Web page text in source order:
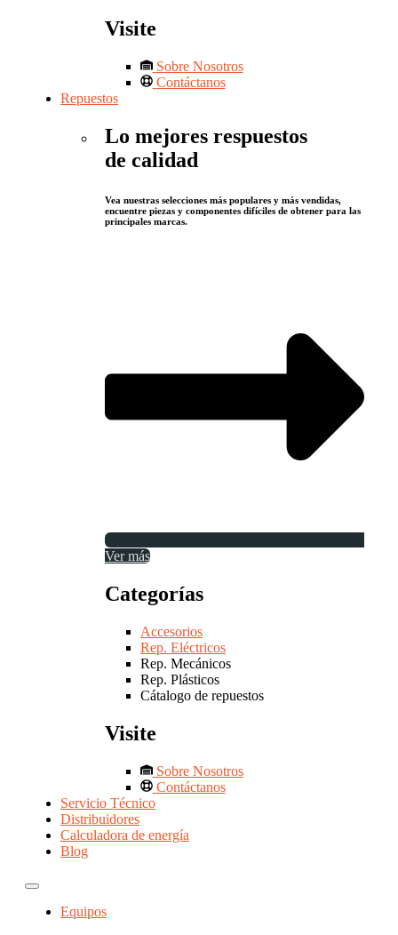
Visite
Sobre Nosotros
Contáctanos
Repuestos
Lo mejores respuestos
de calidad
Vea nuestras selecciones más populares y más vendidas,
encuentre piezas y componentes difíciles de obtener para las
principales marcas.
Ver más
Categorías
Accesorios
Rep. Eléctricos
Rep. Mecánicos
Rep. Plásticos
Cátalogo de repuestos
Visite
Sobre Nosotros
Contáctanos
Servicio Técnico
Distribuidores
Calculadora de energía
Blog
Equipos